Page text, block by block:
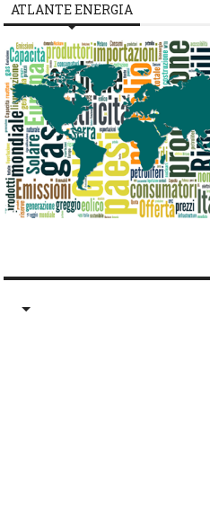
ATLANTE ENERGIA